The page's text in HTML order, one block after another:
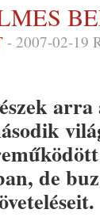
- 2007-02-19
de